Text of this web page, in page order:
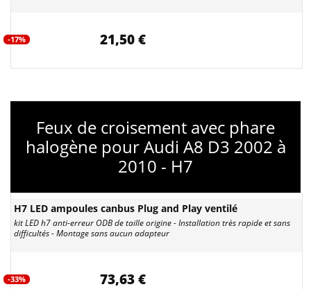
-17% 21,50 €
Feux de croisement avec phare
halogène pour Audi A8 D3 2002 à
2010 - H7
H7 LED ampoules canbus Plug and Play ventilé
kit LED h7 anti-erreur ODB de taille origine - Installation très rapide et sans
difficultés - Montage sans aucun adapteur
-33% 73,63 €